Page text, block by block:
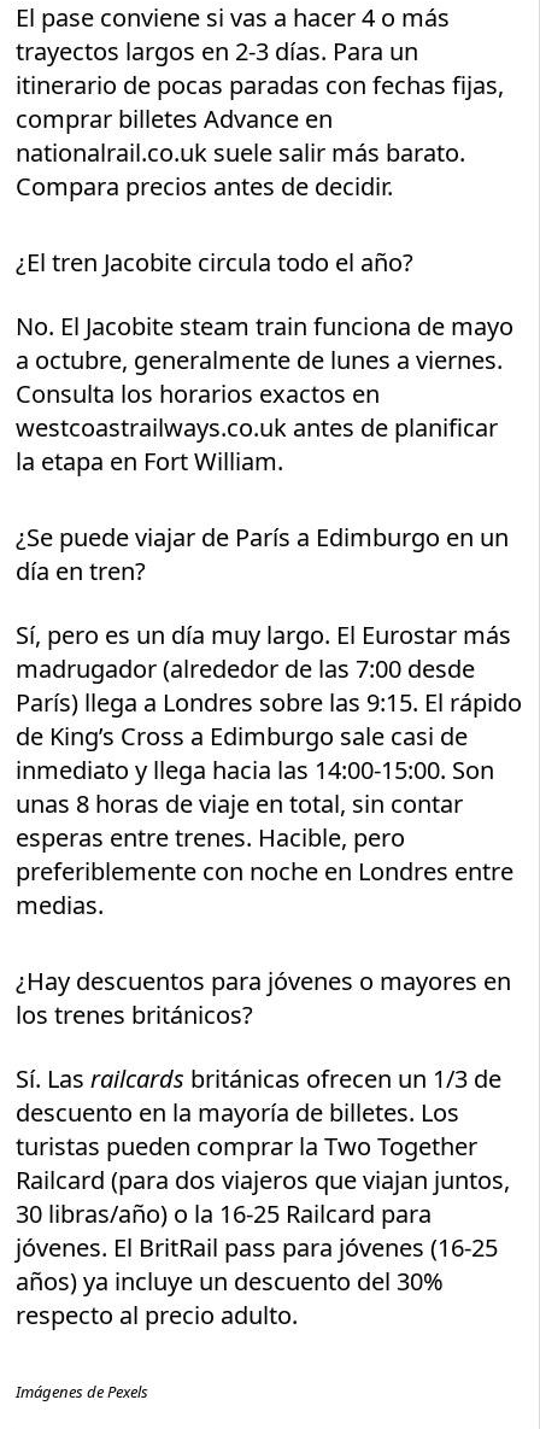
El pase conviene si vas a hacer 4 o más
trayectos largos en 2-3 días. Para un
itinerario de pocas paradas con fechas fijas,
comprar billetes Advance en
nationalrail.co.uk suele salir más barato.
Compara precios antes de decidir.
¿El tren Jacobite circula todo el año?
No. El Jacobite steam train funciona de mayo
a octubre, generalmente de lunes a viernes.
Consulta los horarios exactos en
westcoastrailways.co.uk antes de planificar
la etapa en Fort William.
¿Se puede viajar de París a Edimburgo en un
día en tren?
Sí, pero es un día muy largo. El Eurostar más
madrugador (alrededor de las 7:00 desde
París) llega a Londres sobre las 9:15. El rápido
de King’s Cross a Edimburgo sale casi de
inmediato y llega hacia las 14:00-15:00. Son
unas 8 horas de viaje en total, sin contar
esperas entre trenes. Hacible, pero
preferiblemente con noche en Londres entre
medias.
¿Hay descuentos para jóvenes o mayores en
los trenes británicos?
Sí. Lasrailcards británicas ofrecen un 1/3 de
descuento en la mayoría de billetes. Los
turistas pueden comprar la Two Together
Railcard (para dos viajeros que viajan juntos,
30 libras/año) o la 16-25 Railcard para
jóvenes. El BritRail pass para jóvenes (16-25
años) ya incluye un descuento del 30%
respecto al precio adulto.
Imágenes de Pexels